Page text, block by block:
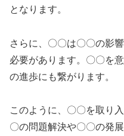
となります。
さらに、〇〇は〇〇の影
必要があります。〇〇を
の進歩にも繋がります。
このように、〇〇を取り
〇の問題解決や〇〇の発